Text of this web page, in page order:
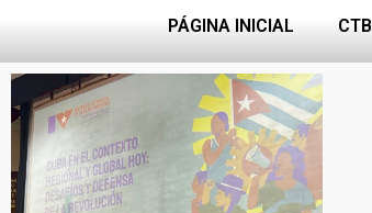
PÁGINA INICIAL CTB